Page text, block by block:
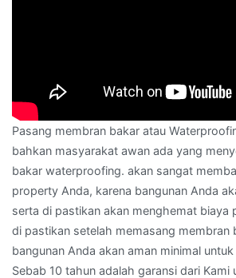
Pasang membran bakar atau
bahkan masyarakat awan ada yang
bakar waterproofing. akan sangat
property Anda, karena bangunan Anda
serta di pastikan akan menghemat biaya
di pastikan setelah memasang membran
bangunan Anda akan aman minimal
Sebab 10 tahun adalah garansi dari Kami